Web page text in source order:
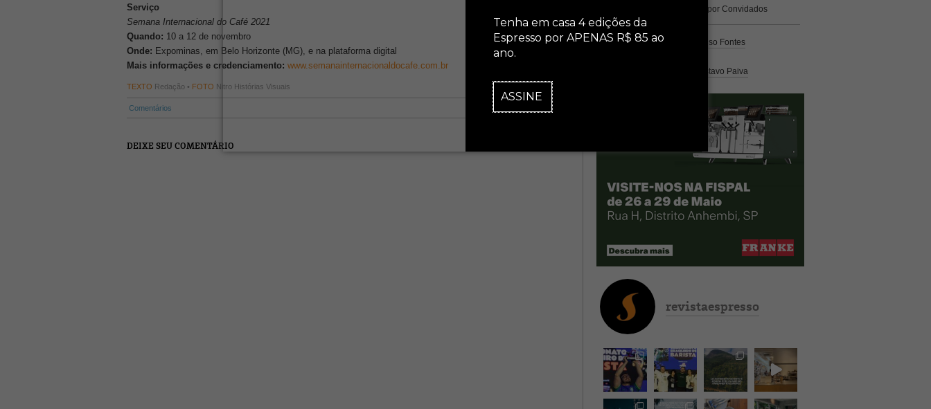
Tenha em casa 4 edições da
Espresso por APENAS R$ 85 ao
ano.
ASSINE
Serviço
Semana Internacional do Café 2021
Quando: 10 a 12 de novembro
Onde: Expominas, em Belo Horizonte (MG), e na plataforma digital
Mais informações e credenciamento: www.semanainternacionaldocafe.com.br
TEXTO Redação • FOTO Nitro Histórias Visuais
Comentários
DEIXE SEU COMENTÁRIO
por Convidados
Especiais
Análisepor Caio Alonso Fontes
por Gustavo Paiva
revistaespresso